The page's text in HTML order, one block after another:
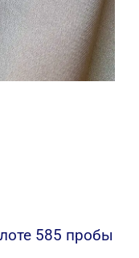
585 пробы